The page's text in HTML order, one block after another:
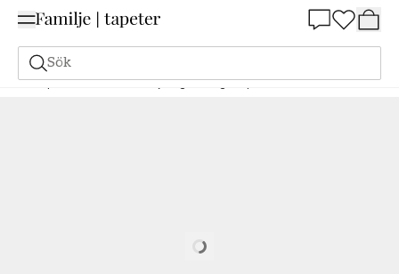
Sök
Tapeter Varumärken Eijffinger Magnifique Facet - 351220
Loading…